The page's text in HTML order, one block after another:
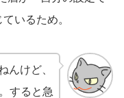
いるため。
んけど、
すると急